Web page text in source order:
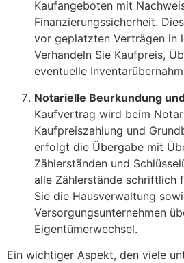
Kaufangeboten mit
Finanzierungssicherheit.
vor geplatzten Verträgen in
Verhandeln Sie Kaufpreis,
eventuelle
Notarielle Beurkundung
Kaufvertrag wird beim
Kaufpreiszahlung und
erfolgt die Übergabe mit
Zählerständen und
alle Zählerstände schriftlich
Sie die Hausverwaltung
Versorgungsunternehmen
Eigentümerwechsel.
Ein wichtiger Aspekt, den viele